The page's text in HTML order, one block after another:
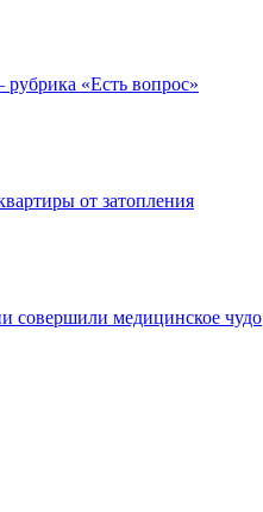
«Есть вопрос»
от затопления
совершили медицинское чудо